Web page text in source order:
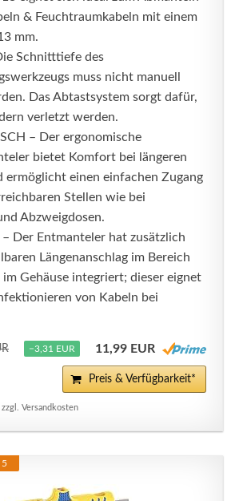
& Feuchtraumkabeln mit einem
mm.
Schnitttiefe des
muss nicht manuell
Das Abtastsystem sorgt dafür,
verletzt werden.
– Der ergonomische
bietet Komfort bei längeren
ermöglicht einen einfachen Zugang
Stellen wie bei
Abzweigdosen.
– Der Entmanteler hat zusätzlich
Längenanschlag im Bereich
Gehäuse integriert; dieser eignet
von Kabeln bei
−3,31 EUR 11,99 EUR
Preis & Verfügbarkeit*
Versandkosten
5